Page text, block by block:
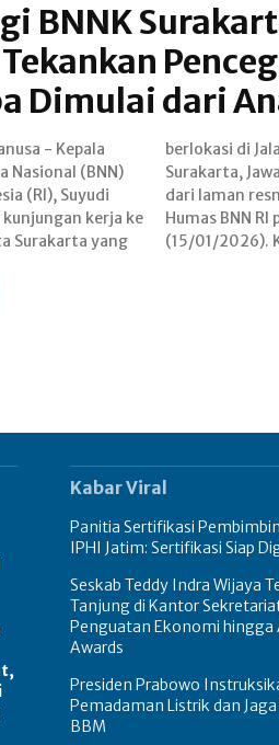
BNNK
Tekankan
Dimulai dari
- Kepala
Nasional (BNN)
(RI), Suyudi
kerja ke
Surakarta yang
Ageng Mangir,
Tengah. Dilansir
media sosial
RI pada Kamis
Kabar Viral
Panitia Sertifikasi
IPHI Jatim: Sertifikasi Siap
Seskab Teddy Indra Wijaya
Tanjung di Kantor
Penguatan Ekonomi hingga
Awards
Presiden Prabowo
Pemadaman Listrik dan
BBM